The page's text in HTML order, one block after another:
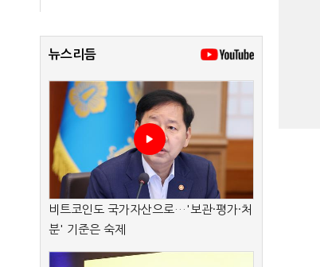
뉴스리듬
비트코인도 국가자산으로…'보관·평가·처
분' 기준은 숙제